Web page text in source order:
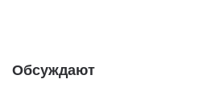
Обсуждают